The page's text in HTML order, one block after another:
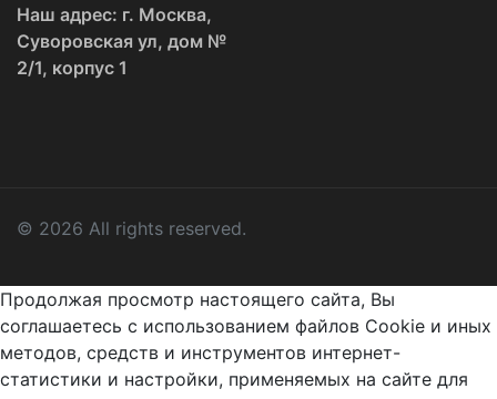
Наш адрес: г. Москва,
Суворовская ул, дом №
2/1, корпус 1
© 2026 All rights reserved.
Продолжая просмотр настоящего сайта, Вы
соглашаетесь с использованием файлов Cookie и иных
методов, средств и инструментов интернет-
статистики и настройки, применяемых на сайте для